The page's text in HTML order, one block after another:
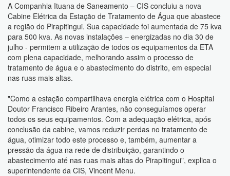
A Companhia Ituana de Saneamento – CIS concluiu a nova
Cabine Elétrica da Estação de Tratamento de Água que abastece
a região do Pirapitingui. Sua capacidade foi aumentada de 75 kva
para 500 kva. As novas instalações – energizadas no dia 30 de
julho - permitem a utilização de todos os equipamentos da ETA
com plena capacidade, melhorando assim o processo de
tratamento de água e o abastecimento do distrito, em especial
nas ruas mais altas.
"Como a estação compartilhava energia elétrica com o Hospital
Doutor Francisco Ribeiro Arantes, não conseguíamos operar
todos os seus equipamentos. Com a adequação elétrica, após
conclusão da cabine, vamos reduzir perdas no tratamento de
água, otimizar todo este processo e, também, aumentar a
pressão da água na rede de distribuição, garantindo o
abastecimento até nas ruas mais altas do Pirapitingui", explica o
superintendente da CIS, Vincent Menu.